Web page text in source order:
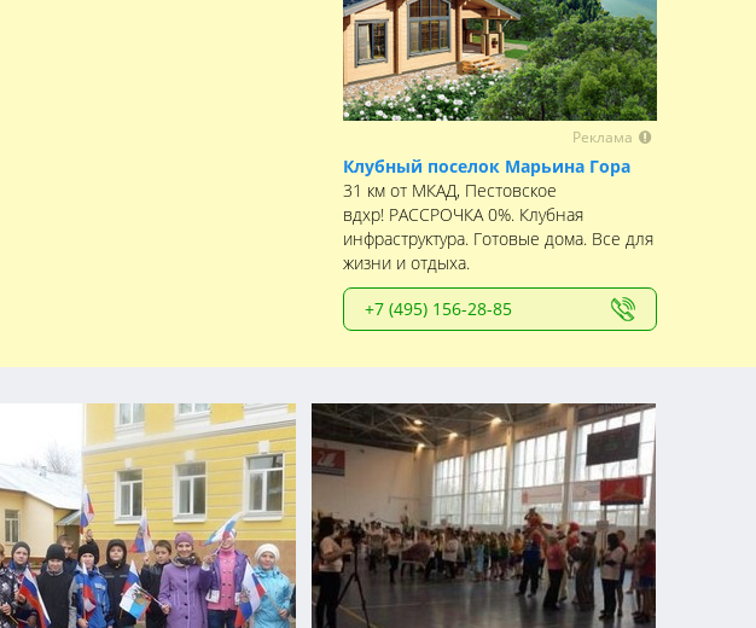
Реклама
Клубный поселок Марьина Гора
31 км от МКАД, Пестовское
вдхр! РАССРОЧКА 0%. Клубная
инфраструктура. Готовые дома. Все для
жизни и отдыха.
+7 (495) 156-28-85